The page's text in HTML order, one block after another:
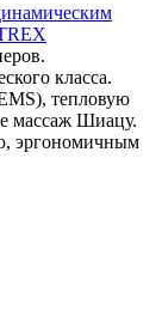
класса.
тепловую
массаж Шиацу.
эргономичным